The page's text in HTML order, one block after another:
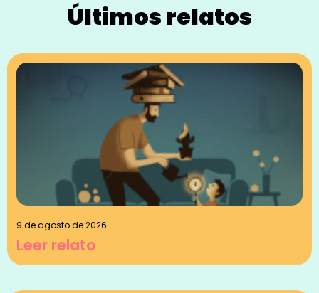
Últimos relatos
9 de agosto de 2026
Leer relato